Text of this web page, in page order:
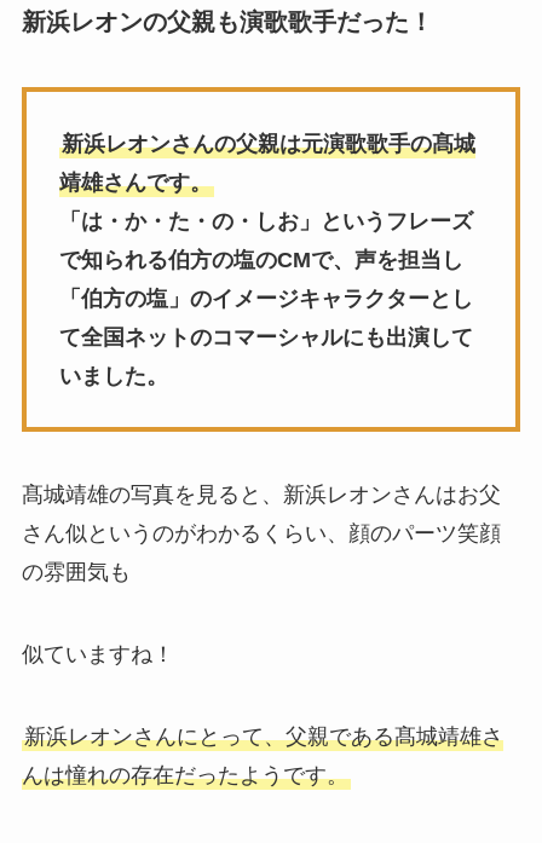
新浜レオンの父親も演歌歌手だった！
新浜レオンさんの父親は元演歌歌手の髙城
靖雄さんです。
「は・か・た・の・しお」というフレーズ
で知られる伯方の塩のCMで、声を担当し
「伯方の塩」のイメージキャラクターとし
て全国ネットのコマーシャルにも出演して
いました。
髙城靖雄の写真を見ると、新浜レオンさんはお父
さん似というのがわかるくらい、顔のパーツ笑顔
の雰囲気も
似ていますね！
新浜レオンさんにとって、父親である髙城靖雄さ
んは憧れの存在だったようです。